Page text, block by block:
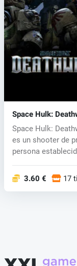
Space Hulk:
(PC) CD key
Space Hulk:
es un shooter de
persona
3.60 € 17